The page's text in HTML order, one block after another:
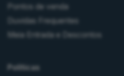
Pontos de venda
Duvidas Frequentes
Meia Entrada e Descontos
Políticas